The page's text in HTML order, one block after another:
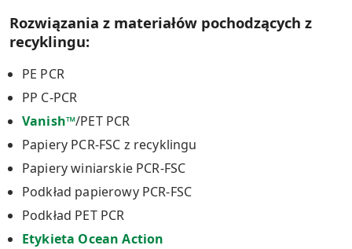
Rozwiązania z materiałów pochodzących z
recyklingu:
PE PCR
PP C-PCR
Vanish™/PET PCR
Papiery PCR-FSC z recyklingu
Papiery winiarskie PCR-FSC
Podkład papierowy PCR-FSC
Podkład PET PCR
Etykieta Ocean Action